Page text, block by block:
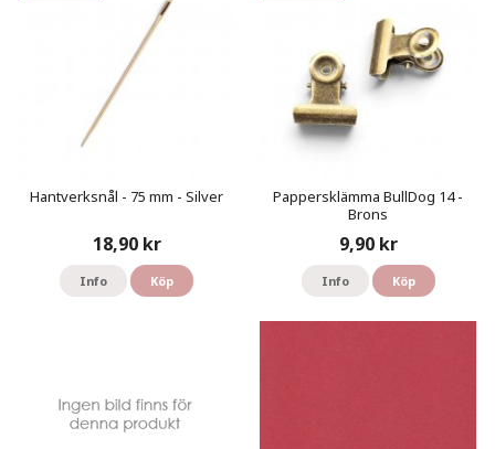
Hantverksnål - 75 mm - Silver
18,90 kr
Info Köp
Pappersklämma BullDog 14 -
Brons
9,90 kr
Info Köp